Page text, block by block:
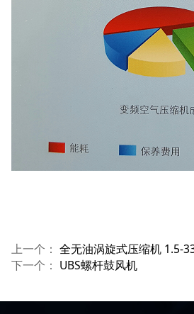
上一个： 全无油涡旋式压缩机 1.5-
下一个： UBS螺杆鼓风机